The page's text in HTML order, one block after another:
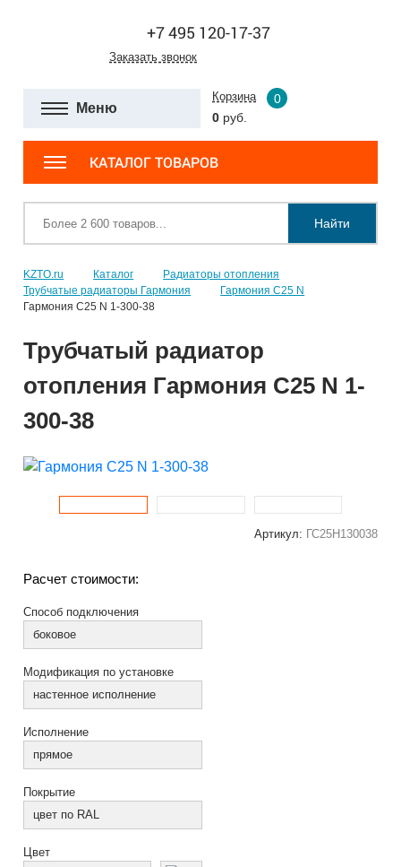
+7 495 120-17-37
Заказать звонок
Меню
Корзина
0
0 руб.
КАТАЛОГ ТОВАРОВ
Найти
KZTO.ru Каталог
Радиаторы отопления
Трубчатые радиаторы Гармония
Гармония С25 N
Гармония С25 N 1-300-38
Трубчатый радиатор
отопления Гармония С25 N 1-
300-38
Артикул: ГС25Н130038
Расчет стоимости:
Способ подключения
боковое
Модификация по установке
настенное исполнение
Исполнение
прямое
Покрытие
цвет по RAL
Цвет